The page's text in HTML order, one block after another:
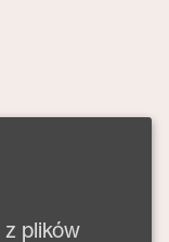
plików